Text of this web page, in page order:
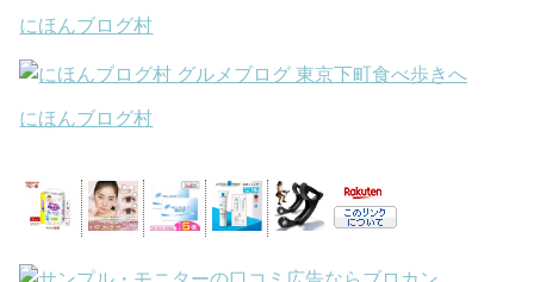
にほんブログ村
にほんブログ村